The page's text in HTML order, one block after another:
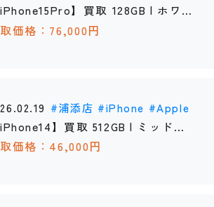
iPhone15Pro】買取 128GB | ホワイ
タニウム 《那覇店》
価格：76,000円
浦添店 iPhone Apple
iPhone14】買取 512GB | ミッドナ
《浦添店》
価格：46,000円